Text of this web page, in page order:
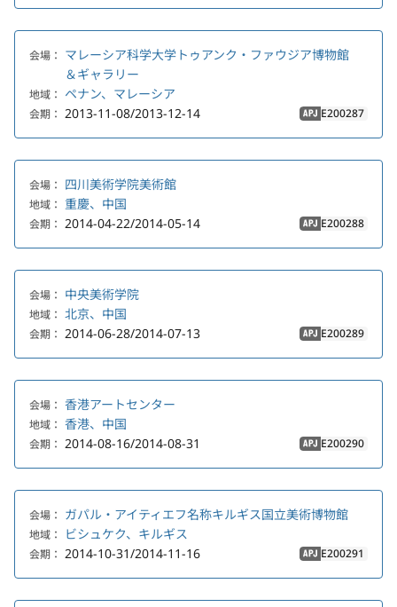
会場： マレーシア科学大学トゥアンク・ファウジア博物館
＆ギャラリー
地域： ペナン、マレーシア
会期： 2013-11-08/2013-12-14 APJ E200287
会場： 四川美術学院美術館
地域： 重慶、中国
会期： 2014-04-22/2014-05-14 APJ E200288
会場： 中央美術学院
地域： 北京、中国
会期： 2014-06-28/2014-07-13 APJ E200289
会場： 香港アートセンター
地域： 香港、中国
会期： 2014-08-16/2014-08-31 APJ E200290
会場： ガパル・アイティエフ名称キルギス国立美術博物館
地域： ビシュケク、キルギス
会期： 2014-10-31/2014-11-16 APJ E200291